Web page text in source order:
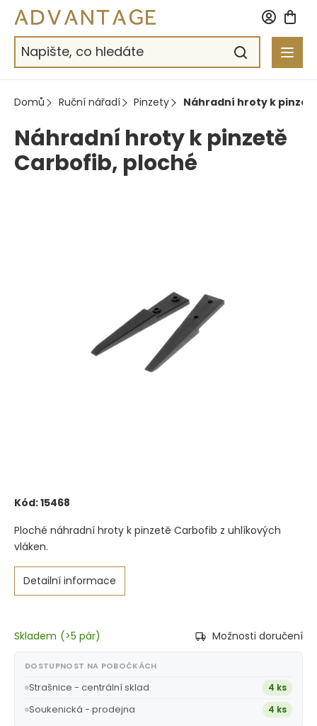
Přejít
obsah
Domů Ruční nářadí Pinzety Náhradní hroty k
Náhradní hroty k pinzetě
Carbofib, ploché
Kód:15468
Ploché náhradní hroty k pinzetě Carbofib z uhlíkových
vláken.
Detailní informace
Skladem (>5 pár) Možnosti doručení
DOSTUPNOST NA POBOČKÁCH
Strašnice - centrální sklad 4 ks
Soukenická - prodejna 4 ks